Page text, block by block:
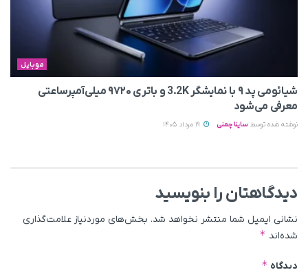
موبایل
شیائومی پد ۹ با نمایشگر 3.2K و باتری ۹۷۲۰ میلی‌آمپرساعتی
معرفی می‌شود
نوشته شده توسط ساینا چمنی
دیدگاهتان را بنویسید
نشانی ایمیل شما منتشر نخواهد شد. بخش‌های موردنیاز علامت‌گذاری
شده‌اند *
دیدگاه *